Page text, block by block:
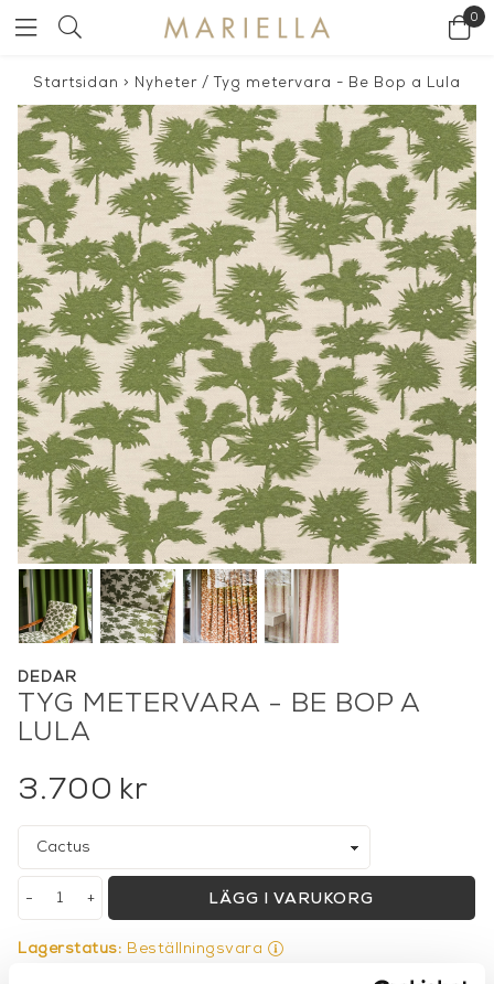
0
Startsidan > Nyheter / Tyg metervara - Be Bop a Lula
DEDAR
TYG METERVARA - BE BOP A
LULA
3.700 kr
+
- LÄGG I VARUKORG
Lagerstatus: Beställningsvara